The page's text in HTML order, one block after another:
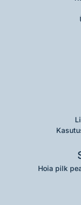
Hoia pilk